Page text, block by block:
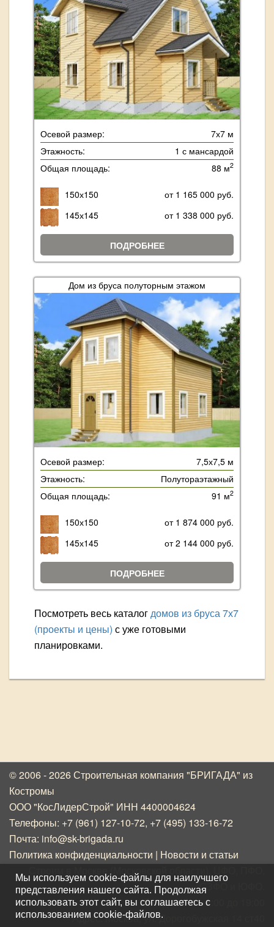
Осевой размер:
7х7 м
Этажность:
1 с мансардой
Общая площадь:
88 м2
150х150
от 1 165 000 руб.
145х145
от 1 338 000 руб.
ПОДРОБНЕЕ
Дом из бруса полуторным этажом
Осевой размер:
7,5х7,5 м
Этажность:
Полутораэтажный
Общая площадь:
91 м2
150х150
от 1 874 000 руб.
145х145
от 2 144 000 руб.
ПОДРОБНЕЕ
Посмотреть весь каталог домов из бруса 7х7
(проекты и цены) с уже готовыми
планировками.
© 2006 - 2026 Строительная компания "БРИГАДА" из
Костромы
ООО "КосЛидерСтрой" ИНН 4400004624
Телефоны: +7 (961) 127-10-72, +7 (495) 133-16-72
Почта: info@sk-brigada.ru
Политика конфиденциальности | Новости и статьи
Строим в Москве (Московской области), ЦФО, ПФО,
СЗФО и ЮФО.
Ежедневно с 8:00 до 19:00
Адрес: Москва, ул. Дорогобужская 14 ст40
Мы используем cookie-файлы для наилучшего
представления нашего сайта. Продолжая
использовать этот сайт, вы соглашаетесь с
использованием cookie-файлов.